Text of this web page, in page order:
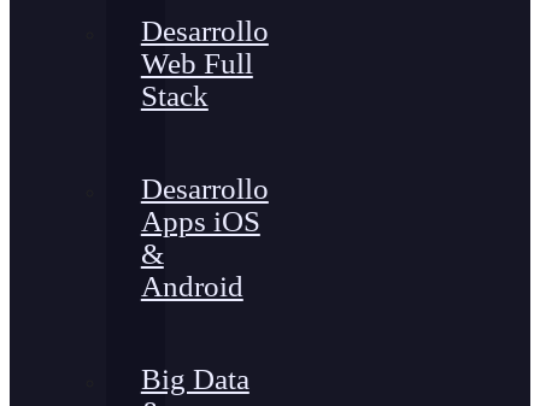
Desarrollo
Web Full
Stack
Desarrollo
Apps iOS
&
Android
Big Data